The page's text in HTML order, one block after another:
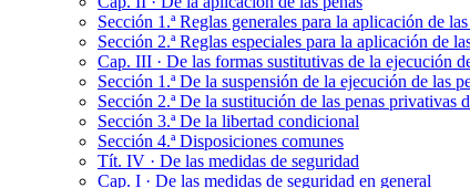
Sección 1.ª Reglas generales para la aplicación de
Sección 2.ª Reglas especiales para la aplicación de
Cap. III · De las formas sustitutivas de la ejecución
Sección 1.ª De la suspensión de la ejecución de las
Sección 2.ª De la sustitución de las penas privativas
Sección 3.ª De la libertad condicional
Sección 4.ª Disposiciones comunes
Tít. IV · De las medidas de seguridad
Cap. I · De las medidas de seguridad en general